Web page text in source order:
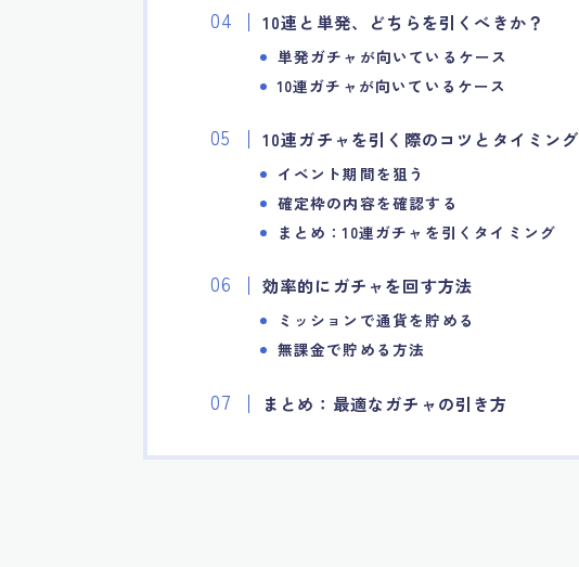
10連と単発、どちらを引くべきか？
単発ガチャが向いているケース
10連ガチャが向いているケース
10連ガチャを引く際のコツとタイミング
イベント期間を狙う
確定枠の内容を確認する
まとめ：10連ガチャを引くタイミング
効率的にガチャを回す方法
ミッションで通貨を貯める
無課金で貯める方法
まとめ：最適なガチャの引き方